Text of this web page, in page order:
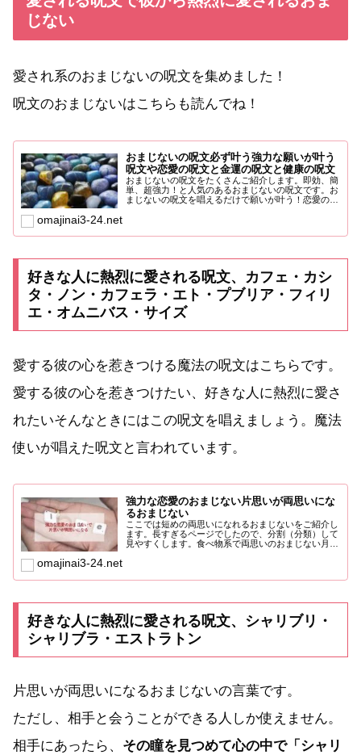
じない
愛され系のおまじないの呪文を集めました！
呪文のおまじないはこちらも読んでね！
おまじないの呪文必ず叶う強力な願いが叶う
呪文や恋愛の呪文と金運の呪文と健康の呪文
おまじないの呪文をたくさんご紹介します。即効、簡
単、超強力！と人気のあるおまじないの呪文です。お
まじないの呪文を唱えるだけで願いが叶う！恋愛の呪
omajinai3-24.net
好きな人に熱烈に愛される呪文、カフェ・カシ
タ・ノン・カフェラ・エト・プブリア・フィリ
エ・オムニバス・サイズ
愛する彼の心を惹きつける魔法の呪文はこちらです。
愛する彼の心を惹きつけたい、好きな人に熱烈に愛さ
れたいそんなときにはこの呪文を唱えましょう。魔法
使いが唱えた呪文と言われています。
強力な恋愛のおまじない片思いが両思いにな
るおまじない
ここでは短めの両思いになれるおまじないをご紹介し
ます。長すぎるページでしたので、分割（分類）して
見やすくします。食べ物系で両思いのおまじない月に
omajinai3-24.net
好きな人に熱烈に愛される呪文、シャリブリ・
シャリブラ・エストラトン
片思いが両思いになるおまじないの言葉です。
ただし、相手と会うことができる人しか使えません。
相手にあったら、 その瞳を見つめて心の中で「シャリ